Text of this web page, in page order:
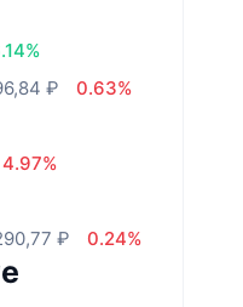
₽
0.63%
4.97%
₽ 0.24%